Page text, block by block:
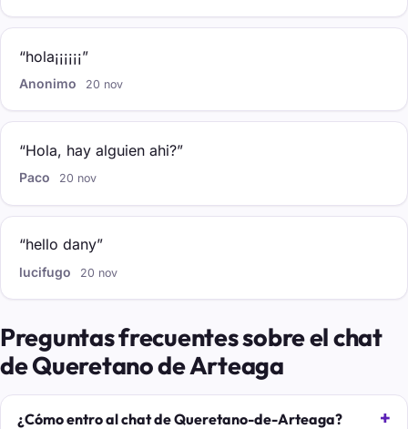
“hola¡¡¡¡¡¡”
Anonimo 20 nov
“Hola, hay alguien ahi?”
Paco 20 nov
“hello dany”
lucifugo 20 nov
Preguntas frecuentes sobre el chat
de Queretano de Arteaga
¿Cómo entro al chat de Queretano-de-Arteaga?